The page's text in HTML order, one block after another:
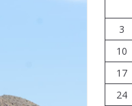
3
10
17
24